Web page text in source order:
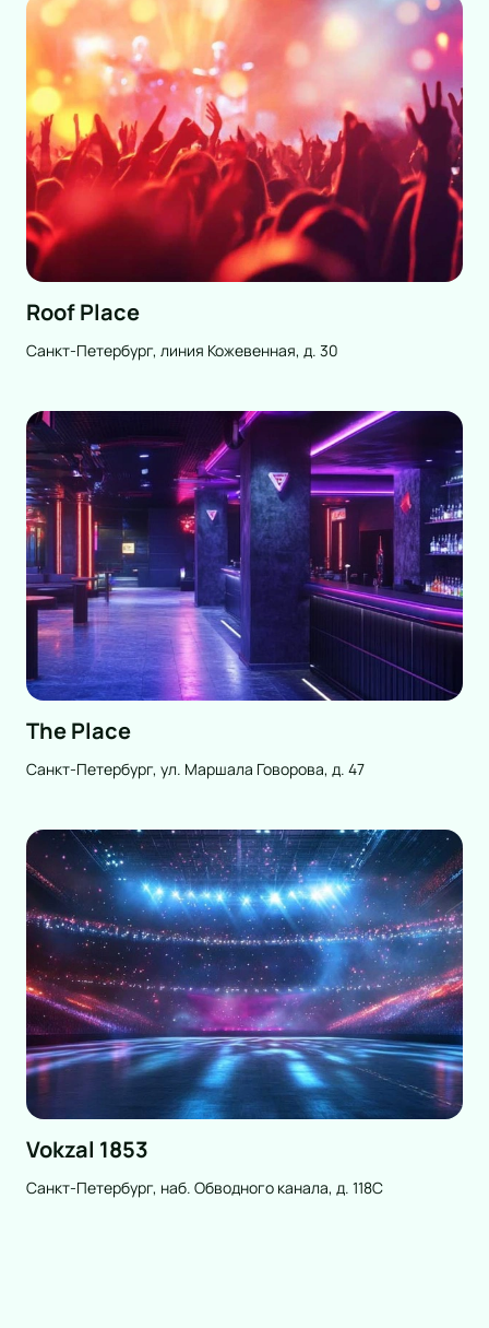
Roof Place
Санкт-Петербург, линия Кожевенная, д. 30
The Place
Санкт-Петербург, ул. Маршала Говорова, д. 47
Vokzal 1853
Санкт-Петербург, наб. Обводного канала, д. 118С